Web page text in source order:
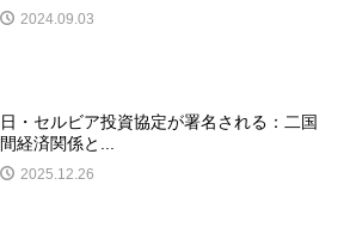
2024.09.03
日・セルビア投資協定が署名される：二国
間経済関係と...
2025.12.26